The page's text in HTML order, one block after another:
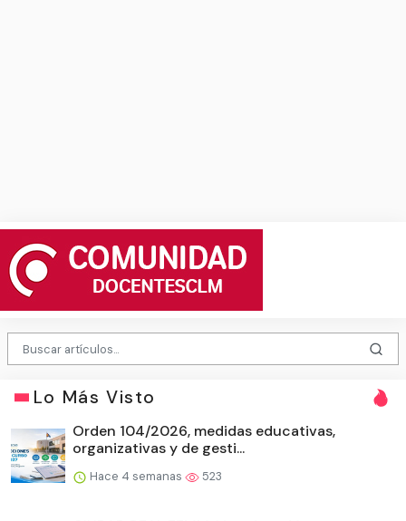
Lo Más Visto
Orden 104/2026, medidas educativas,
organizativas y de gesti...
Hace 4 semanas 523